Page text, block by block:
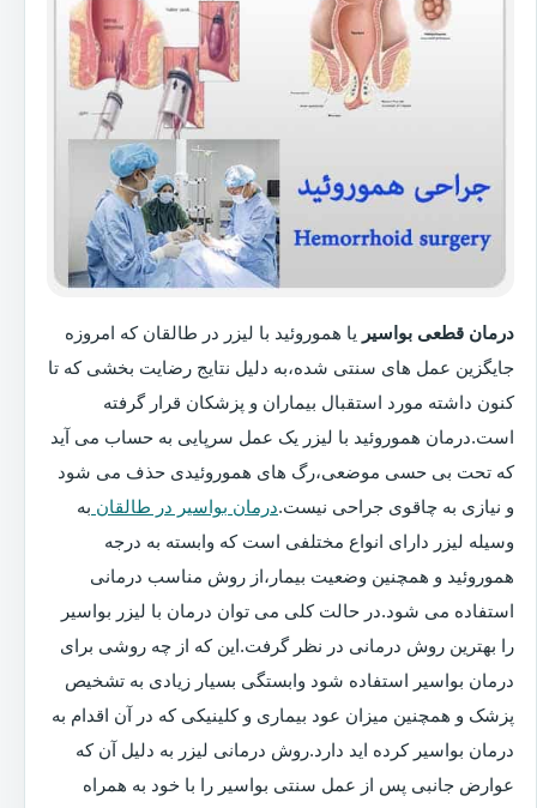
درمان قطعی بواسیر یا هموروئید با لیزر در طالقان که امروزه
جایگزین عمل های سنتی شده،به دلیل نتایج رضایت بخشی که تا
کنون داشته مورد استقبال بیماران و پزشکان قرار گرفته
است.درمان هموروئید با لیزر یک عمل سرپایی به حساب می آید
که تحت بی حسی موضعی،رگ های هموروئیدی حذف می شود
و نیازی به چاقوی جراحی نیست.درمان بواسیر در طالقان به
وسیله لیزر دارای انواع مختلفی است که وابسته به درجه
هموروئید و همچنین وضعیت بیمار،از روش مناسب درمانی
استفاده می شود.در حالت کلی می توان درمان با لیزر بواسیر
را بهترین روش درمانی در نظر گرفت.این که از چه روشی برای
درمان بواسیر استفاده شود وابستگی بسیار زیادی به تشخیص
پزشک و همچنین میزان عود بیماری و کلینیکی که در آن اقدام به
درمان بواسیر کرده اید دارد.روش درمانی لیزر به دلیل آن که
عوارض جانبی پس از عمل سنتی بواسیر را با خود به همراه